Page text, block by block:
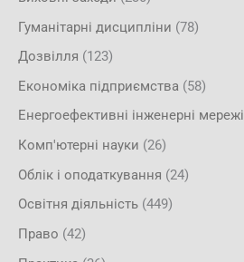
Гуманітарні дисципліни (78)
Дозвілля (123)
Економіка підприємства (58)
Енергоефективні інженерні мережі
Комп'ютерні науки (26)
Облік і оподаткування (24)
Освітня діяльність (449)
Право (42)